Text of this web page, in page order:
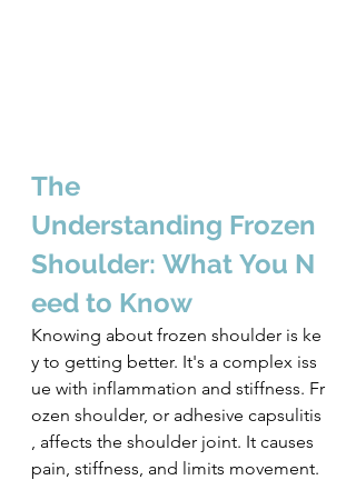
The
Understanding Frozen
Shoulder: What You N
eed to Know
Knowing about frozen shoulder is ke
y to getting better. It's a complex iss
ue with inflammation and stiffness. Fr
ozen shoulder, or adhesive capsulitis
, affects the shoulder joint. It causes
pain, stiffness, and limits movement.